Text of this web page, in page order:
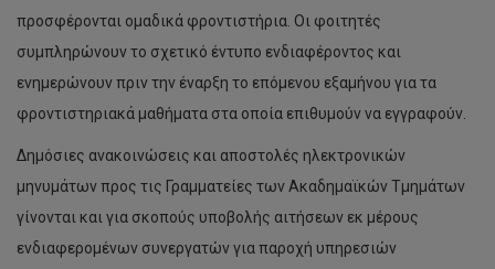
προσφέρονται ομαδικά φροντιστήρια. Οι φοιτητές
συμπληρώνουν το σχετικό έντυπο ενδιαφέροντος και
ενημερώνουν πριν την έναρξη το επόμενου εξαμήνου για τα
φροντιστηριακά μαθήματα στα οποία επιθυμούν να εγγραφούν.
Δημόσιες ανακοινώσεις και αποστολές ηλεκτρονικών
μηνυμάτων προς τις Γραμματείες των Ακαδημαϊκών Τμημάτων
γίνονται και για σκοπούς υποβολής αιτήσεων εκ μέρους
ενδιαφερομένων συνεργατών για παροχή υπηρεσιών